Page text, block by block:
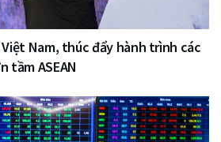
Nam, thúc đẩy hành trình các
tầm ASEAN